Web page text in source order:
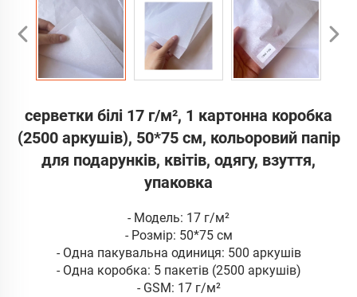
серветки білі 17 г/м², 1 картонна коробка
(2500 аркушів), 50*75 см, кольоровий папір
для подарунків, квітів, одягу, взуття,
упаковка
- Модель: 17 г/м²
- Розмір: 50*75 см
- Одна пакувальна одиниця: 500 аркушів
- Одна коробка: 5 пакетів (2500 аркушів)
- GSM: 17 г/м²